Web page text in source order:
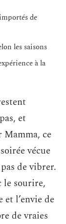
de
les saisons
à la
et
Mamma, ce
vécue
de vibrer.
le sourire,
l’envie de
de vraies